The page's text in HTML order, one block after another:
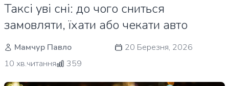
Таксі уві сні: до чого сниться
замовляти, їхати або чекати авто
Мамчур Павло
20 Березня, 2026
10 хв.читання
359